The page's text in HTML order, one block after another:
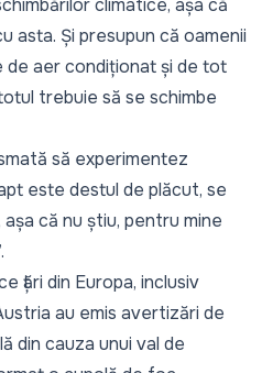
climatice, așa că
asta. Și presupun că oamenii
de aer condiționat și de tot
trebuie să se schimbe
să experimentez
este destul de plăcut, se
că nu știu, pentru mine
țări din Europa, inclusiv
au emis avertizări de
din cauza unui val de